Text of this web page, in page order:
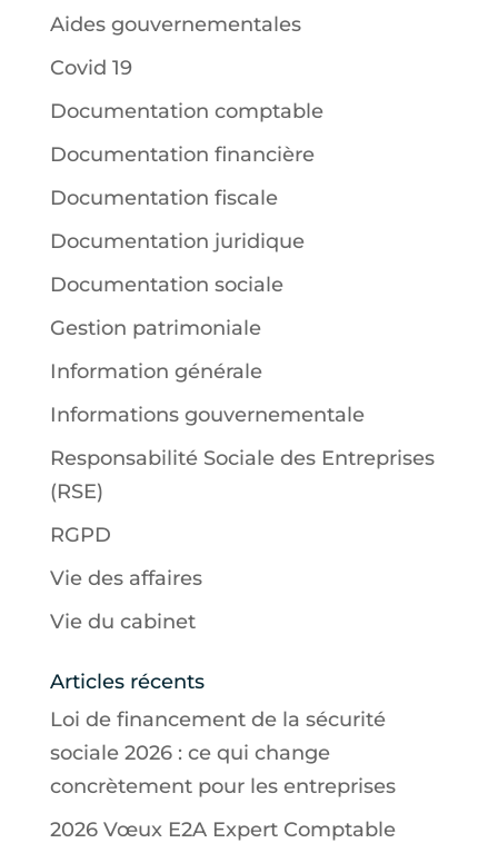
Aides gouvernementales
Covid 19
Documentation comptable
Documentation financière
Documentation fiscale
Documentation juridique
Documentation sociale
Gestion patrimoniale
Information générale
Informations gouvernementale
Responsabilité Sociale des Entreprises
(RSE)
RGPD
Vie des affaires
Vie du cabinet
Articles récents
Loi de financement de la sécurité
sociale 2026 : ce qui change
concrètement pour les entreprises
2026 Vœux E2A Expert Comptable